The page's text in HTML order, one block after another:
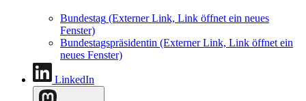
Bundestag (Externer Link, Link öffnet ein neues
Fenster)
Bundestagspräsidentin (Externer Link, Link öffnet ein
neues Fenster)
LinkedIn